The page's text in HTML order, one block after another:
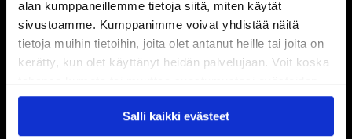
alan kumppaneillemme tietoja siitä, miten käytät
sivustoamme. Kumppanimme voivat yhdistää näitä
tietoja muihin tietoihin, joita olet antanut heille tai joita on
kerätty, kun olet käyttänyt heidän palvelujaan. Voit koska
tahansa kumota tai muuttaa suostumustasi evästeiden
käytöstäEvästeet-sivultamme.
Salli kaikki evästeet